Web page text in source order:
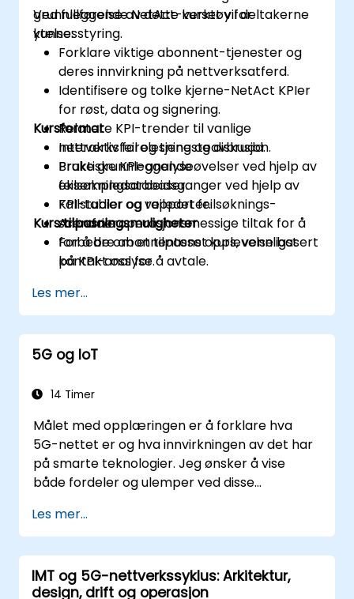
grunnleggende NetAct-verktøy for
ytelsesstyring.
Ved fullførelse av dette kurset vil deltakerne
kunne:
Forklare viktige abonnent-tjenester og
deres innvirkning på nettverksatferd.
Identifisere og tolke kjerne-NetAct KPIer
for røst, data og signering.
Relatere KPI-trender til vanlige
nettverksfeil og tjenesteavbrudd.
Bruke grunnleggende
feilsøkningsarbeidsganger ved hjelp av
KPI-tabler og rapporter.
Anbefale operasjonsmessige tiltak for å
forbedre abonnentens opplevelse basert
på KPI-analyse.
Kursformat
Interaktiv forelesning og diskusjon.
Praktiske KPI-analyseøvelser ved hjelp av
eksempledatabaser.
Fallstudier og veiledet feilsøknings-
scenarier.
Kurs tilpasningsmuligheter
For å be om et tilpasset kurs, vennligst
kontakt oss for å avtale.
Les mer...
5G og IoT
14 Timer
Målet med opplæringen er å forklare hva
5G-nettet er og hva innvirkningen av det har
på smarte teknologier. Jeg ønsker å vise
både fordeler og ulemper ved disse
utviklingsretningene for nettet, som - fra
starten - var dedikert til den smarte verden.
Les mer...
IMT og 5G-nettverkssyklus: Arkitektur,
design, drift og operasjon